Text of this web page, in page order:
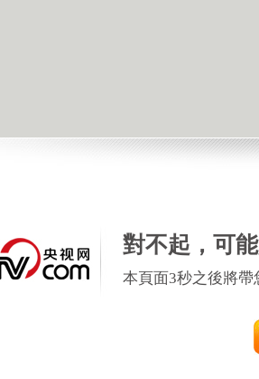
對不起，可
本頁面3秒之後將